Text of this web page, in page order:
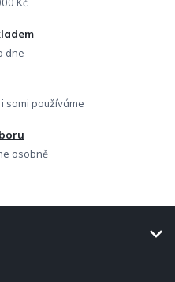
p
dne
sami používáme
osobně